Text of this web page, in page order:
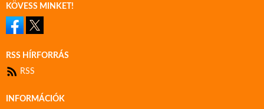
KÖVESS MINKET!
RSS HÍRFORRÁS
RSS
INFORMÁCIÓK